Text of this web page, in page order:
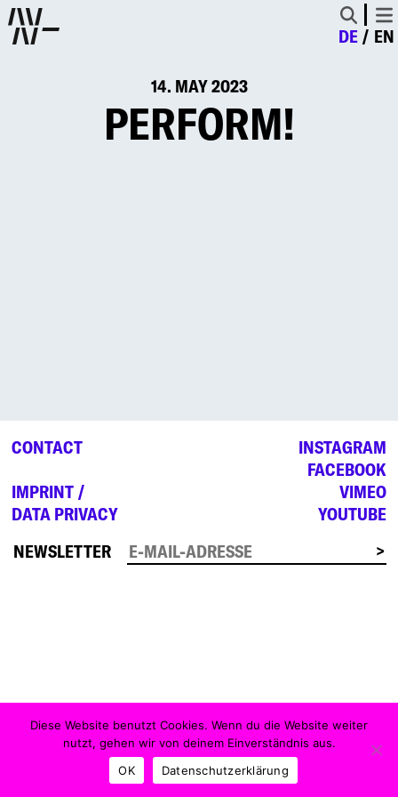
DE EN
14. MAY 2023
PERFORM!
CONTACT
IMPRINT /
DATA PRIVACY
INSTAGRAM
FACEBOOK
VIMEO
YOUTUBE
NEWSLETTER
Diese Website benutzt Cookies. Wenn du die Website weiter
nutzt, gehen wir von deinem Einverständnis aus.
OK
Datenschutzerklärung